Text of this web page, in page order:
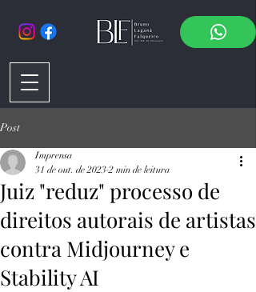
Post
Juiz "reduz" processo de
direitos autorais de artistas
contra Midjourney e
Stability AI
Imprensa
31 de out. de 2023 2 min de leitura